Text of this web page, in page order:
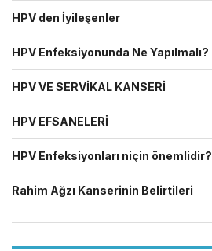
HPV den İyileşenler
HPV Enfeksiyonunda Ne Yapılmalı?
HPV VE SERVİKAL KANSERİ
HPV EFSANELERİ
HPV Enfeksiyonları niçin önemlidir?
Rahim Ağzı Kanserinin Belirtileri